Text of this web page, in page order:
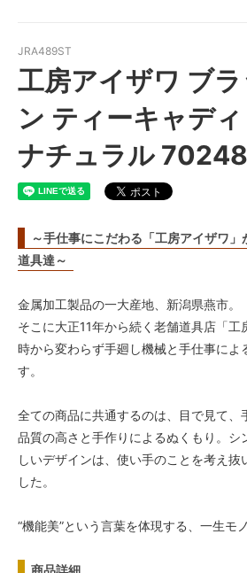
JRA489ST
工房アイザワ ブ
ン ティーキャディ
ナチュラル 70248
～手仕事にこだわる「工房アイザワ
道具達～
金属加工製品の一大産地、新潟県燕市。
そこに大正11年から続く老舗道具店「工
時から変わらず手廻し機械と手仕事によ
す。
全ての商品に共通するのは、目で見て、
品質の高さと手作りによるぬくもり。シ
しいデザインは、使い手のことを考え抜
した。
“機能美”という言葉を体現する、一生モ
商品詳細